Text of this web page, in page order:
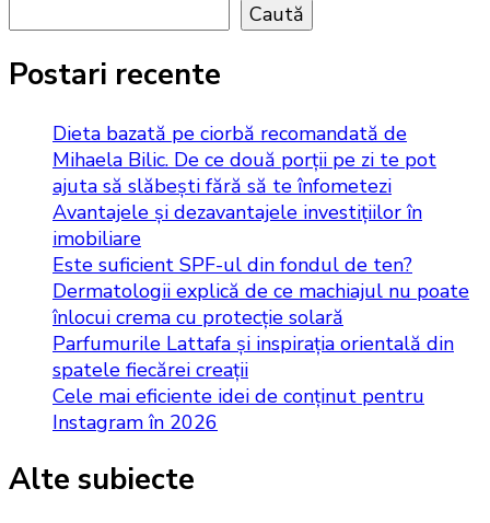
Caută
Postari recente
Dieta bazată pe ciorbă recomandată de
Mihaela Bilic. De ce două porții pe zi te pot
ajuta să slăbești fără să te înfometezi
Avantajele și dezavantajele investițiilor în
imobiliare
Este suficient SPF-ul din fondul de ten?
Dermatologii explică de ce machiajul nu poate
înlocui crema cu protecție solară
Parfumurile Lattafa și inspirația orientală din
spatele fiecărei creații
Cele mai eficiente idei de conținut pentru
Instagram în 2026
Alte subiecte